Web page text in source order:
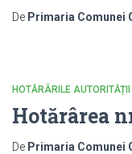
De Primaria Comunei
HOTĂRÂRILE
Hotărârea
De Primaria Comunei